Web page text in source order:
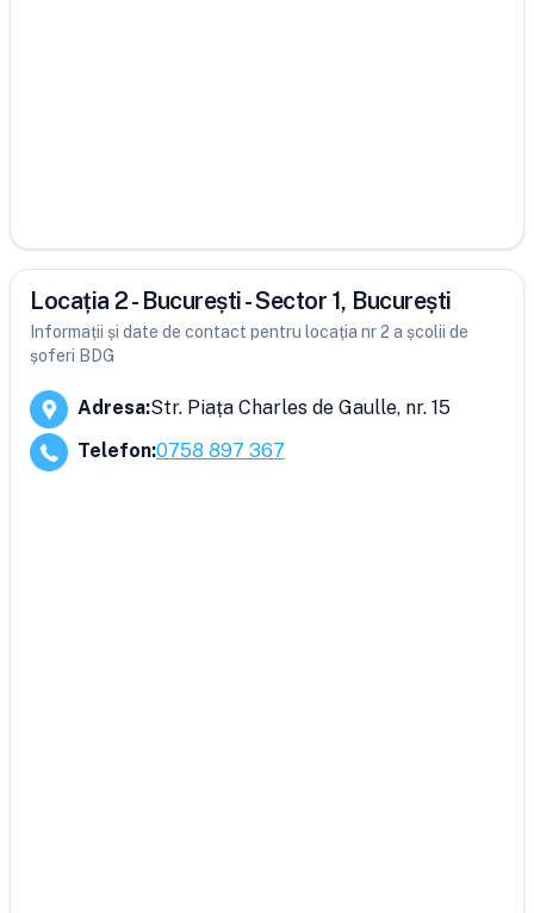
Locația 2 - București - Sector 1, București
Informații și date de contact pentru locația nr 2 a școlii de
șoferi BDG
Adresa:Str. Piața Charles de Gaulle, nr. 15
Telefon:0758 897 367